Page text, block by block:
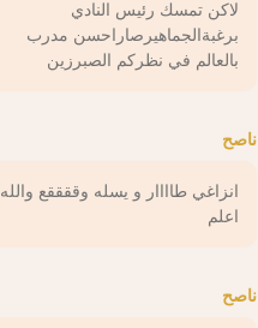
لاكن تمسك رئيس النادي
برغبةالجماهيرصاراحسن مدرب
بالعالم في نظركم الصبرزين
ناصح
انزاغي طاااار و يسله وققققع والله
اعلم
ناصح